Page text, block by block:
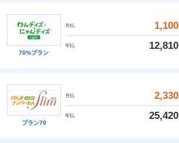
70%プラン
月払 1,100
年払 12,810
プラン70
月払 2,330
年払 25,420